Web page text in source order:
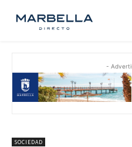
-
SOCIEDAD